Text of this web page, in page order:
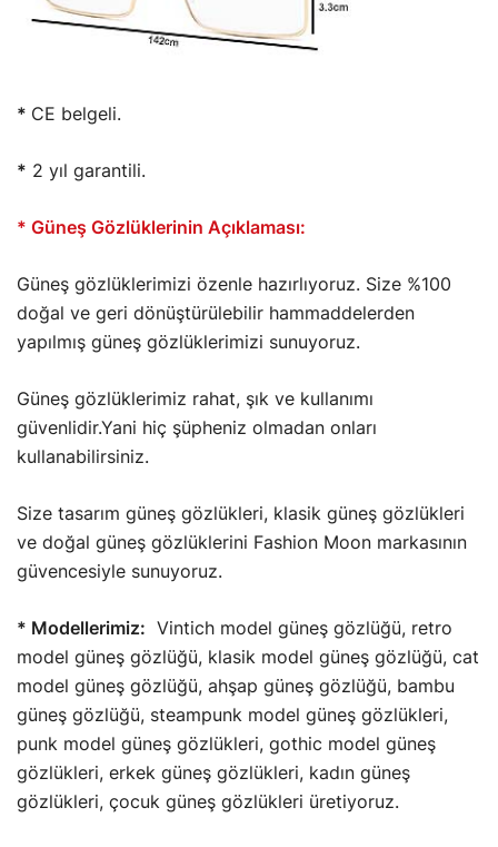
* CE belgeli.
* 2 yıl garantili.
* Güneş Gözlüklerinin Açıklaması:
Güneş gözlüklerimizi özenle hazırlıyoruz. Size %100
doğal ve geri dönüştürülebilir hammaddelerden
yapılmış güneş gözlüklerimizi sunuyoruz.
Güneş gözlüklerimiz rahat, şık ve kullanımı
güvenlidir.Yani hiç şüpheniz olmadan onları
kullanabilirsiniz.
Size tasarım güneş gözlükleri, klasik güneş gözlükleri
ve doğal güneş gözlüklerini Fashion Moon markasının
güvencesiyle sunuyoruz.
* Modellerimiz: Vintich model güneş gözlüğü, retro
model güneş gözlüğü, klasik model güneş gözlüğü, cat
model güneş gözlüğü, ahşap güneş gözlüğü, bambu
güneş gözlüğü, steampunk model güneş gözlükleri,
punk model güneş gözlükleri, gothic model güneş
gözlükleri, erkek güneş gözlükleri, kadın güneş
gözlükleri, çocuk güneş gözlükleri üretiyoruz.